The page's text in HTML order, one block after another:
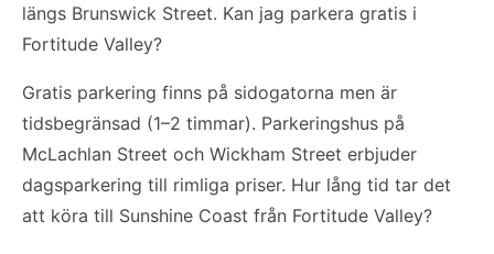
längs Brunswick Street. Kan jag parkera gratis i
Fortitude Valley?
Gratis parkering finns på sidogatorna men är
tidsbegränsad (1–2 timmar). Parkeringshus på
McLachlan Street och Wickham Street erbjuder
dagsparkering till rimliga priser. Hur lång tid tar det
att köra till Sunshine Coast från Fortitude Valley?